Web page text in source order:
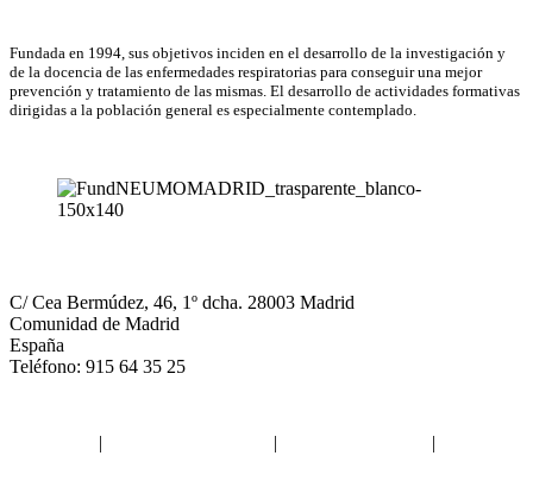
Fundada en 1994, sus objetivos inciden en el desarrollo de la investigación y
de la docencia de las enfermedades respiratorias para conseguir una mejor
prevención y tratamiento de las mismas. El desarrollo de actividades formativas
dirigidas a la población general es especialmente contemplado.
C/ Cea Bermúdez, 46, 1º dcha. 28003 Madrid
Comunidad de Madrid
España
Teléfono: 915 64 35 25
| | |